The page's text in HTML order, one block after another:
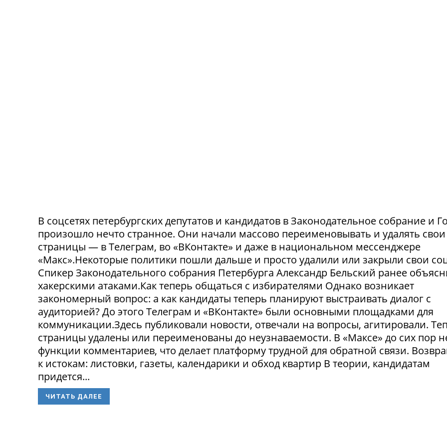
В соцсетях петербургских депутатов и кандидатов в Законодательное собрание и
произошло нечто странное. Они начали массово переименовывать и удалять свои
страницы — в Телеграм, во «ВКонтакте» и даже в национальном мессенджере
«Макс».Некоторые политики пошли дальше и просто удалили или закрыли свои
Спикер Законодательного собрания Петербурга Александр Бельский ранее
хакерскими атаками.Как теперь общаться с избирателями Однако возникает
закономерный вопрос: а как кандидаты теперь планируют выстраивать диалог с
аудиторией? До этого Телеграм и «ВКонтакте» были основными площадками для
коммуникации.Здесь публиковали новости, отвечали на вопросы, агитировали.
страницы удалены или переименованы до неузнаваемости. В «Максе» до сих пор
функции комментариев, что делает платформу трудной для обратной связи.
к истокам: листовки, газеты, календарики и обход квартир В теории, кандидатам
придется...
ЧИТАТЬ ДАЛЕЕ